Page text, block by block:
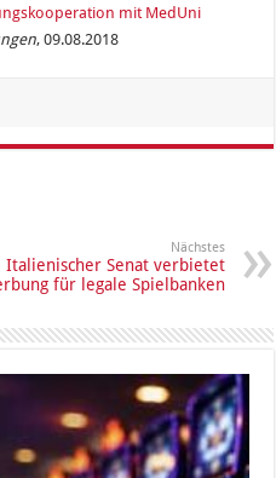
mit MedUni
, 09.08.2018
Nächstes
Italienischer Senat verbietet
für legale Spielbanken